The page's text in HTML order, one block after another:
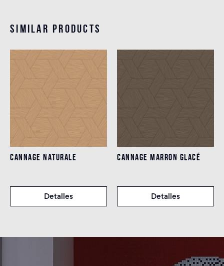
Similar products
CANNAGE NATURALE
Detalles
CANNAGE MARRON GLACÉ
Detalles